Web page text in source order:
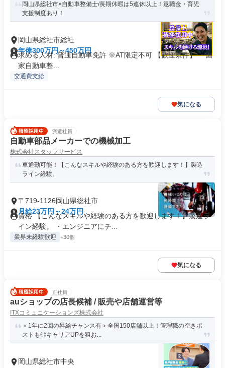
岡山県総社市×自動車整備士/長期休暇は5連休以上！退職金・育児
支援制度あり！
岡山県総社市総社
年俸300万円～450万円
求める人材: 普通自動車免許 ※AT限定不可 【歓迎条件】 ・国
家自動車整...
交通費支給
気になる
派遣社員
自動車部品メーカーでの機械加工
株式会社スタッフサービス
車通勤可能！【こんなスキルや経験のある方を歓迎します！】製造
ライン経験。
〒719-1126岡山県総社市
月給23万円～24万円
資格 【こんなスキルや経験のある方を歓迎します！】製造ラ
イン経験。 ・エンジニアにチ...
業界未経験歓迎 +30個
気になる
正社員
auショップの店長候補 / 販売や店舗運営等
ITXコミュニケーションズ株式会社
＜1年に2回の昇給チャンス有＞全国150店舗以上！管理職の空きポ
ストも◎キャリアUPを狙お...
岡山県総社市中央